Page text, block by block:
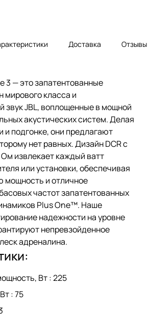
Доставка Отзывы
3 — это запатентованные
мирового класса и
звук JBL, воплощенные в мощной
акустических систем. Делая
и подгонке, они предлагают
нет равных. Дизайн DCR с
извлекает каждый ватт
или установки, обеспечивая
мощность и отличное
частот запатентованных
Plus One™. Наше
надежности на уровне
непревзойденное
адреналина.
Вт : 225
: 75